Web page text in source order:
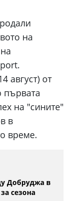
на
август) от
първата
на "сините"
в
време.
Добруджа в
сезона